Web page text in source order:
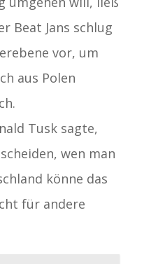
Beat Jans schlug
vor, um
aus Polen
Tusk sagte,
wen man
könne das
für andere